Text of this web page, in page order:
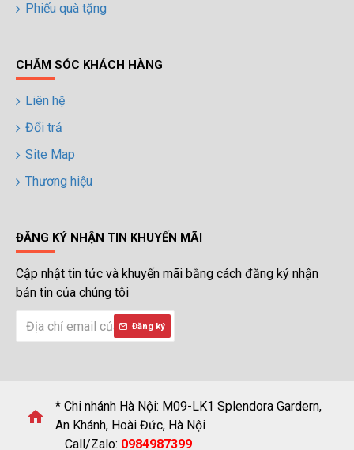
Phiếu quà tặng
CHĂM SÓC KHÁCH HÀNG
Liên hệ
Đổi trả
Site Map
Thương hiệu
ĐĂNG KÝ NHẬN TIN KHUYẾN MÃI
Cập nhật tin tức và khuyến mãi bằng cách đăng ký nhận
bản tin của chúng tôi
Đăng ký
* Chi nhánh Hà Nội: M09-LK1 Splendora Gardern,
An Khánh, Hoài Đức, Hà Nội
Call/Zalo: 0984987399